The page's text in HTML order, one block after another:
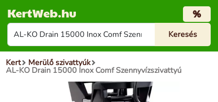
KertWeb.hu %
Kert Merülő szivattyúk
AL-KO Drain 15000 Inox Comf Szennyvízszivattyú